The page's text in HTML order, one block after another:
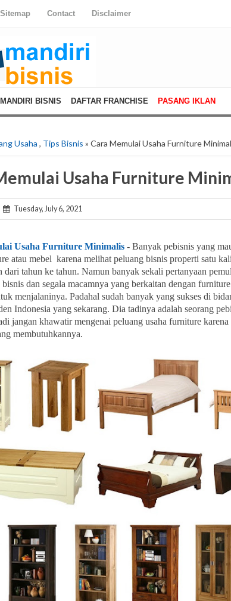
Sitemap Contact Disclaimer
MANDIRI BISNIS DAFTAR FRANCHISE PASANG IKLAN
Usaha , Tips Bisnis » Cara Memulai Usaha Furniture
Usaha Furniture
Tuesday, July 6, 2021
Usaha Furniture Minimalis - Banyak pebisnis yang
atau mebel karena melihat peluang bisnis properti satu
dari tahun ke tahun. Namun banyak sekali pertanyaan
bisnis dan segala macamnya yang berkaitan dengan
menjalaninya. Padahal sudah banyak yang sukses di
Indonesia yang sekarang. Dia tadinya adalah seorang
jangan khawatir mengenai peluang usaha furniture
membutuhkannya.